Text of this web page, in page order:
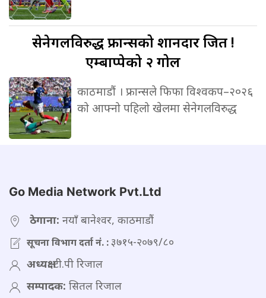
सेनेगलविरुद्धफ्रान्सको शानदार जित !
एम्बाप्पेको २ गोल
काठमाडौं । फ्रान्सले फिफा विश्वकप–२०२६
को आफ्नो पहिलो खेलमा सेनेगलविरुद्ध
Go Media Network Pvt.Ltd
ठेगाना: नयाँ बानेश्वर, काठमाडौं
सूचना विभाग दर्ता नं. :३७१५-२०७९/८०
अध्यक्ष:टी.पी रिजाल
सम्पादक: सितल रिजाल